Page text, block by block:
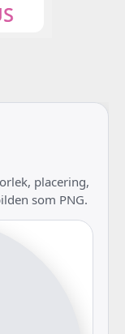
placering,
som PNG.